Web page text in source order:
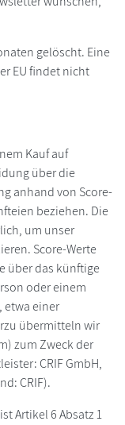
gelöscht. Eine
EU findet nicht
Kauf auf
über die
anhand von Score-
beziehen. Die
um unser
Score-Werte
über das künftige
oder einem
etwa einer
übermitteln wir
zum Zweck der
CRIF GmbH,
CRIF).
Artikel 6 Absatz 1